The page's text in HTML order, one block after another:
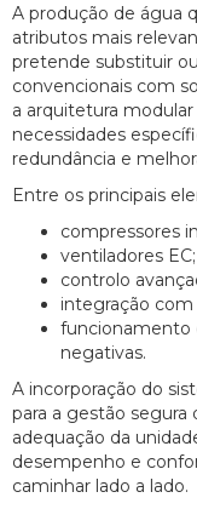
A produção de água
atributos mais
pretende substituir
convencionais com
a arquitetura
necessidades
redundância e
Entre os principais
compressores
ventiladores EC;
controlo
integração
funcionamento
negativas.
A incorporação do
para a gestão segura
adequação da
desempenho e
caminhar lado a lado.